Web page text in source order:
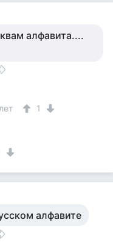
алфавита....
1
алфавите